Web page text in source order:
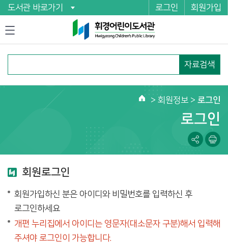
도서관 바로가기 로그인 회원가입
자료검색
> 회원정보 > 로그인
로그인
회원로그인
회원가입하신 분은 아이디와 비밀번호를 입력하신 후
로그인하세요
개편 누리집에서 아이디는 영문자(대소문자 구분)해서 입력해
주셔야 로그인이 가능합니다.